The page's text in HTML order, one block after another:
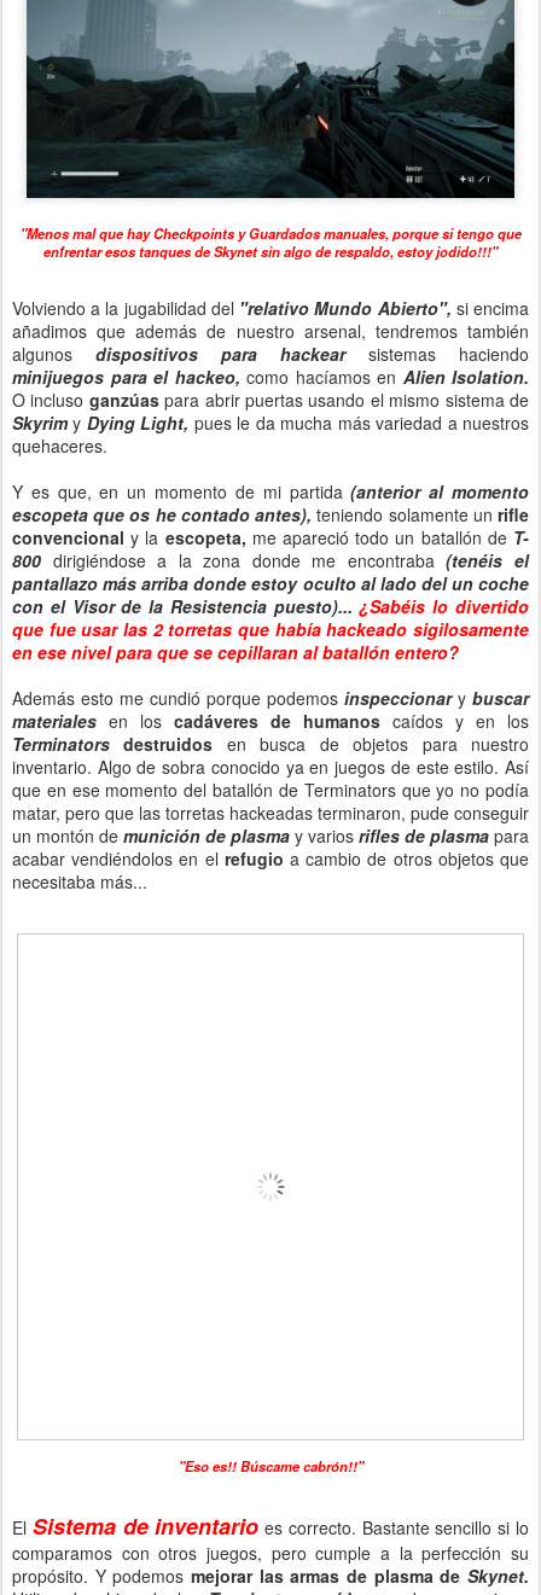
"Menos mal que hay Checkpoints y Guardados manuales, porque si tengo que
enfrentar esos tanques de Skynet sin algo de respaldo, estoy jodido!!!"
Volviendo a la jugabilidad del "relativo Mundo Abierto", si encima
añadimos que además de nuestro arsenal, tendremos también
algunos dispositivos para hackear sistemas haciendo
minijuegos para el hackeo, como hacíamos en Alien Isolation.
O incluso ganzúaspara abrir puertas usando el mismo sistema de
Skyrimy Dying Light, pues le da mucha más variedad a nuestros
quehaceres.
Y es que, en un momento de mi partida(anterior al momento
escopeta que os he contado antes), teniendo solamente unrifle
convencionaly la escopeta, me apareció todo un batallón de T-
800 dirigiéndose a la zona donde me encontraba(tenéis el
pantallazo más arriba donde estoy oculto al lado del un coche
con el Visor de la Resistencia puesto)... ¿Sabéis lo divertido
que fue usar las 2 torretas que había hackeado sigilosamente
en ese nivel para que se cepillaran al batallón entero?
Además esto me cundió porque podemos inspeccionary buscar
materiales en los cadáveres de humanos caídos y en los
Terminators destruidos en busca de objetos para nuestro
inventario. Algo de sobra conocido ya en juegos de este estilo. Así
que en ese momento del batallón de Terminators que yo no podía
matar, pero que las torretas hackeadas terminaron, pude conseguir
un montón de munición de plasma y varios rifles de plasma para
acabar vendiéndolos en el refugioa cambio de otros objetos que
necesitaba más...
"Eso es!! Búscame cabrón!!"
El Sistema de inventario es correcto. Bastante sencillo si lo
comparamos con otros juegos, pero cumple a la perfección su
propósito. Y podemos mejorar las armas de plasma de Skynet.